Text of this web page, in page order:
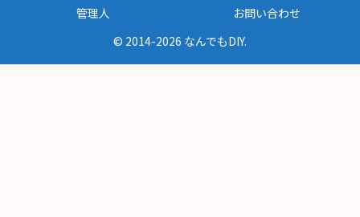
管理人
お問い合わせ
© 2014-2026 なんでもDIY.